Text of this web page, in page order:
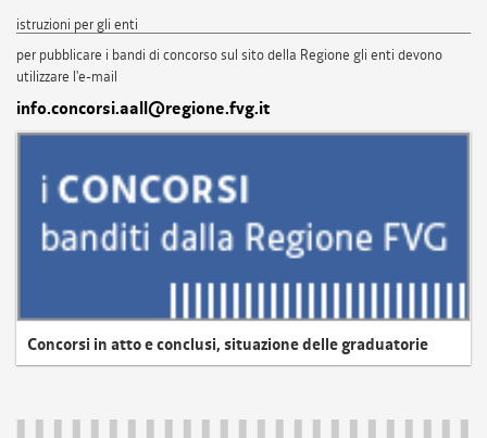
istruzioni per gli enti
per pubblicare i bandi di concorso sul sito della Regione gli enti devono
utilizzare l'e-mail
info.concorsi.aall@regione.fvg.it
Concorsi in atto e conclusi, situazione delle graduatorie